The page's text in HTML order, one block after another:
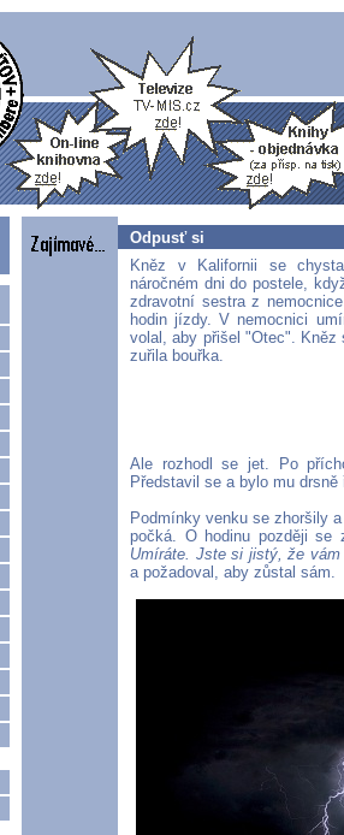
Odpusť si
Kněz v Kalifornii se
náročném dni do postele,
zdravotní sestra z
hodin jízdy. V nemocnici
volal, aby přišel "Otec". Kněz
zuřila bouřka.
Ale rozhodl se jet. Po
Představil se a bylo mu drsně
Podmínky venku se zhoršily
počká. O hodinu později
Umíráte. Jste si jistý, že vám
a požadoval, aby zůstal sám.